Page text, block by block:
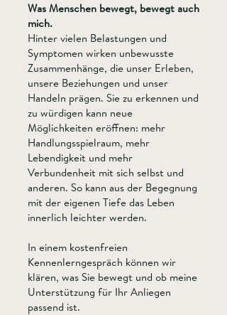
Was Menschen bewegt, bewegt auch
mich.
Hinter vielen Belastungen und
Symptomen wirken unbewusste
Zusammenhänge, die unser Erleben,
unsere Beziehungen und unser
Handeln prägen. Sie zu erkennen und
zu würdigen kann neue
Möglichkeiten eröffnen: mehr
Handlungsspielraum, mehr
Lebendigkeit und mehr
Verbundenheit mit sich selbst und
anderen. So kann aus der Begegnung
mit der eigenen Tiefe das Leben
innerlich leichter werden.
In einem kostenfreien
Kennenlerngespräch können wir
klären, was Sie bewegt und ob meine
Unterstützung für Ihr Anliegen
passend ist.